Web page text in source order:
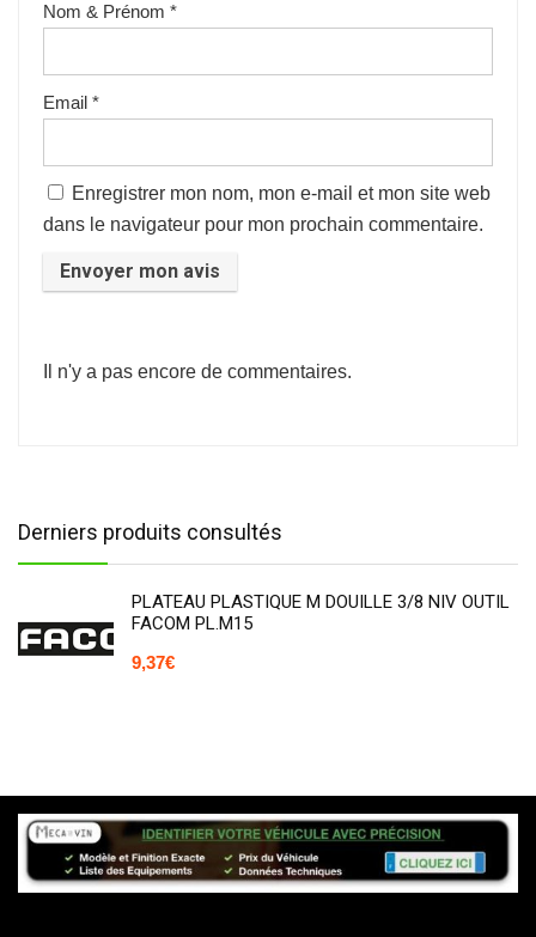
Nom & Prénom *
Email *
Enregistrer mon nom, mon e-mail et mon site web
dans le navigateur pour mon prochain commentaire.
Il n'y a pas encore de commentaires.
Derniers produits consultés
PLATEAU PLASTIQUE M DOUILLE 3/8 NIV OUTIL
FACOM PL.M15
9,37€